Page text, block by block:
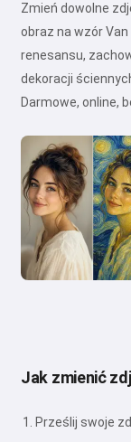
Zmień dowolne
obraz na wzór Van
renesansu,
dekoracji
Darmowe, online,
Jak zmienić
Prześlij swoje